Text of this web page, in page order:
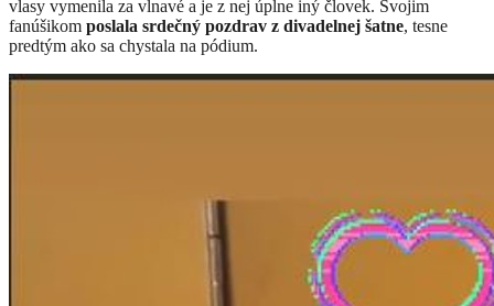
vlasy vymenila za vlnavé a je z nej úplne iný človek. Svojim
fanúšikom poslala srdečný pozdrav z divadelnej šatne, tesne
predtým ako sa chystala na pódium.